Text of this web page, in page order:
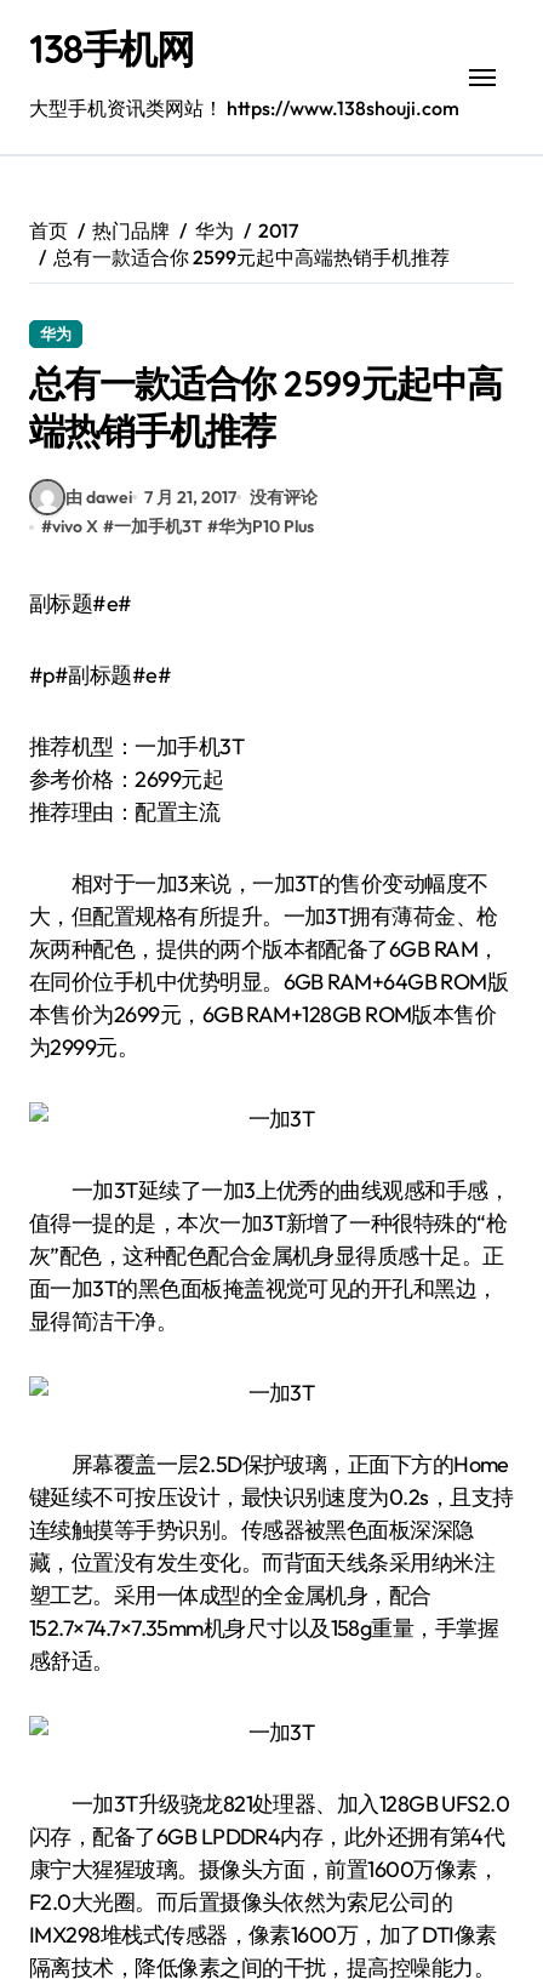
138手机网
大型手机资讯类网站！ https://www.138shouji.com
首页 热门品牌 华为
2017
总有一款适合你 2599元起中高端热销手机推荐
华为
总有一款适合你 2599元起中高
端热销手机推荐
由 dawei 7 月 21, 2017 没有评论
#vivo X #一加手机3T #华为P10 Plus
副标题#e#
#p#副标题#e#
推荐机型：一加手机3T
参考价格：2699元起
推荐理由：配置主流
相对于一加3来说，一加3T的售价变动幅度不
大，但配置规格有所提升。一加3T拥有薄荷金、枪
灰两种配色，提供的两个版本都配备了6GB RAM，
在同价位手机中优势明显。6GB RAM+64GB ROM版
本售价为2699元，6GB RAM+128GB ROM版本售价
为2999元。
一加3T延续了一加3上优秀的曲线观感和手感，
值得一提的是，本次一加3T新增了一种很特殊的“枪
灰”配色，这种配色配合金属机身显得质感十足。正
面一加3T的黑色面板掩盖视觉可见的开孔和黑边，
显得简洁干净。
屏幕覆盖一层2.5D保护玻璃，正面下方的Home
键延续不可按压设计，最快识别速度为0.2s，且支持
连续触摸等手势识别。传感器被黑色面板深深隐
藏，位置没有发生变化。而背面天线条采用纳米注
塑工艺。采用一体成型的全金属机身，配合
152.7×74.7×7.35mm机身尺寸以及158g重量，手掌握
感舒适。
一加3T升级骁龙821处理器、加入128GB UFS2.0
闪存，配备了6GB LPDDR4内存，此外还拥有第4代
康宁大猩猩玻璃。摄像头方面，前置1600万像素，
F2.0大光圈。而后置摄像头依然为索尼公司的
IMX298堆栈式传感器，像素1600万，加了DTI像素
隔离技术，降低像素之间的干扰，提高控噪能力。